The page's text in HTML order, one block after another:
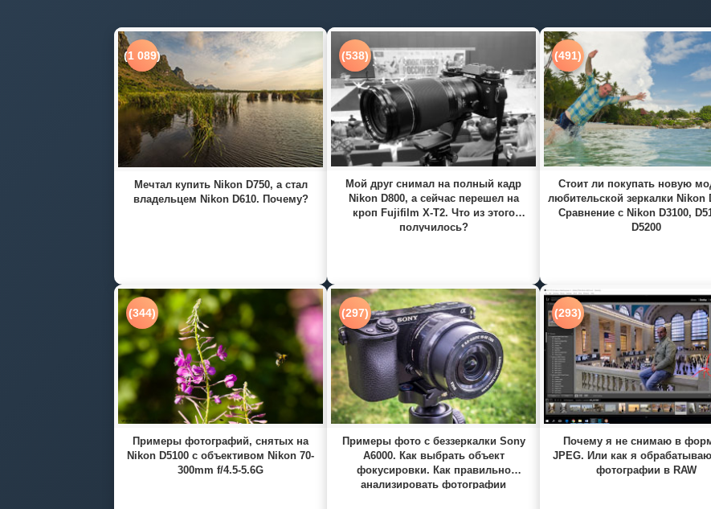
(1 089)
Мечтал купить Nikon D750, а стал
владельцем Nikon D610. Почему?
(538)
Мой друг снимал на полный кадр
Nikon D800, а сейчас перешел на
кроп Fujifilm X-T2. Что из этого
получилось?
(491)
Стоит ли покупать новую
любительской зеркалки Nikon
Сравнение с Nikon D3100,
D5200
(344)
Примеры фотографий, снятых на
Nikon D5100 с объективом Nikon 70-
300mm f/4.5-5.6G
(297)
Примеры фото с беззеркалки Sony
A6000. Как выбрать объект
фокусировки. Как правильно
анализировать фотографии
(293)
Почему я не снимаю в
JPEG. Или как я
фотографии в RAW